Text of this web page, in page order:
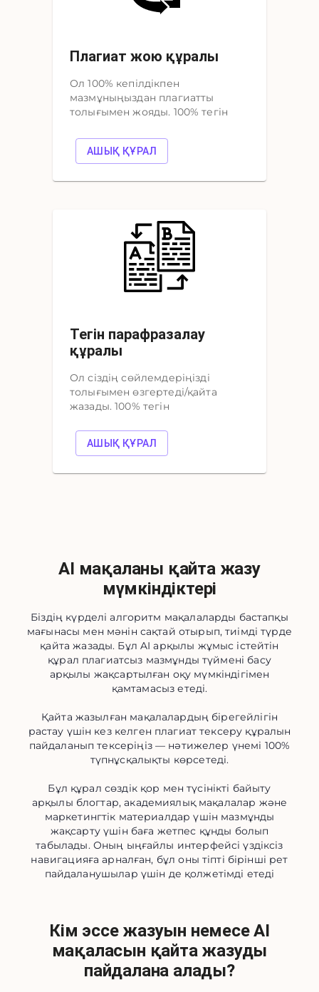
Плагиат жою құралы
Ол 100% кепілдікпен
мазмұныңыздан плагиатты
толығымен жояды. 100% тегін
АШЫҚ ҚҰРАЛ
Тегін парафразалау
құралы
Ол сіздің сөйлемдеріңізді
толығымен өзгертеді/қайта
жазады. 100% тегін
АШЫҚ ҚҰРАЛ
AI мақаланы қайта жазу
мүмкіндіктері
Біздің күрделі алгоритм мақалаларды бастапқы
мағынасы мен мәнін сақтай отырып, тиімді түрде
қайта жазады. Бұл AI арқылы жұмыс істейтін
құрал плагиатсыз мазмұнды түймені басу
арқылы жақсартылған оқу мүмкіндігімен
қамтамасыз етеді.
Қайта жазылған мақалалардың бірегейлігін
растау үшін кез келген плагиат тексеру құралын
пайдаланып тексеріңіз — нәтижелер үнемі 100%
түпнұсқалықты көрсетеді.
Бұл құрал сөздік қор мен түсінікті байыту
арқылы блогтар, академиялық мақалалар және
маркетингтік материалдар үшін мазмұнды
жақсарту үшін баға жетпес құнды болып
табылады. Оның ыңғайлы интерфейсі үздіксіз
навигацияға арналған, бұл оны тіпті бірінші рет
пайдаланушылар үшін де қолжетімді етеді
Кім эссе жазуын немесе AI
мақаласын қайта жазуды
пайдалана алады?